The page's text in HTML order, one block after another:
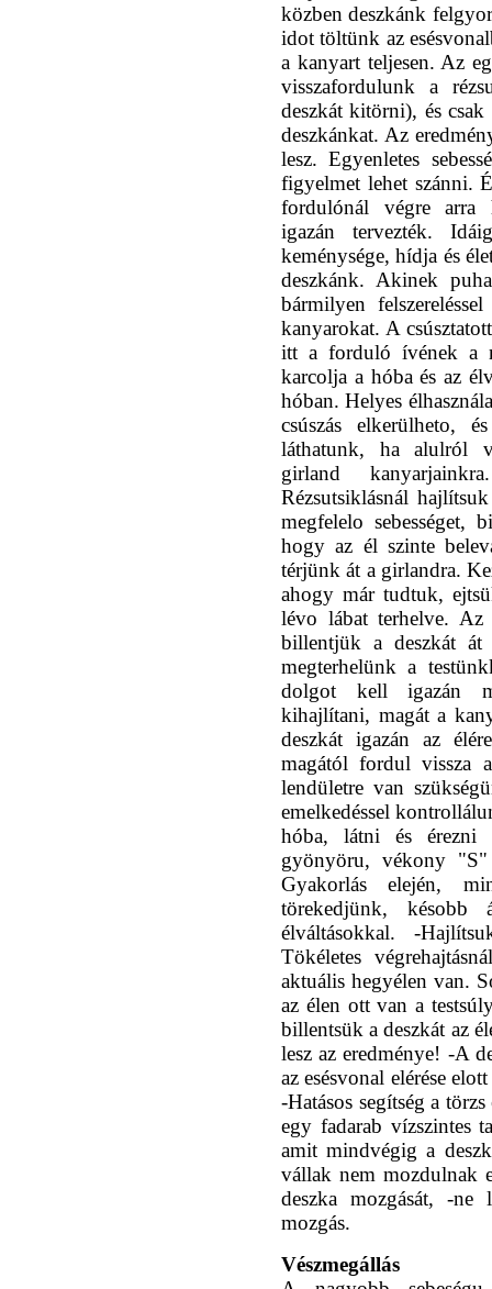
közben deszkánk
idot töltünk az
a kanyart teljesen. Az
visszafordulunk a
deszkát kitörni), és
deszkánkat. Az
lesz. Egyenletes
figyelmet lehet szánni.
fordulónál végre arra
igazán tervezték.
keménysége, hídja és
deszkánk. Akinek
bármilyen
kanyarokat. A
itt a forduló ívének a
karcolja a hóba és az
hóban. Helyes
csúszás elkerülheto,
láthatunk, ha alulról
girland
Rézsutsiklásnál
megfelelo sebességet,
hogy az él szinte
térjünk át a girlandra.
ahogy már tudtuk,
lévo lábat terhelve.
billentjük a deszkát
megterhelünk a
dolgot kell igazán
kihajlítani, magát a
deszkát igazán az
magától fordul vissza
lendületre van
emelkedéssel
hóba, látni és
gyönyöru, vékony
Gyakorlás elején,
törekedjünk,
élváltásokkal. -
Tökéletes
aktuális hegyélen van.
az élen ott van a
billentsük a deszkát az
lesz az eredménye! -A
az esésvonal elérése
-Hatásos segítség a
egy fadarab vízszintes
amit mindvégig a
vállak nem mozdulnak
deszka mozgását, -ne
mozgás.
Vészmegállás